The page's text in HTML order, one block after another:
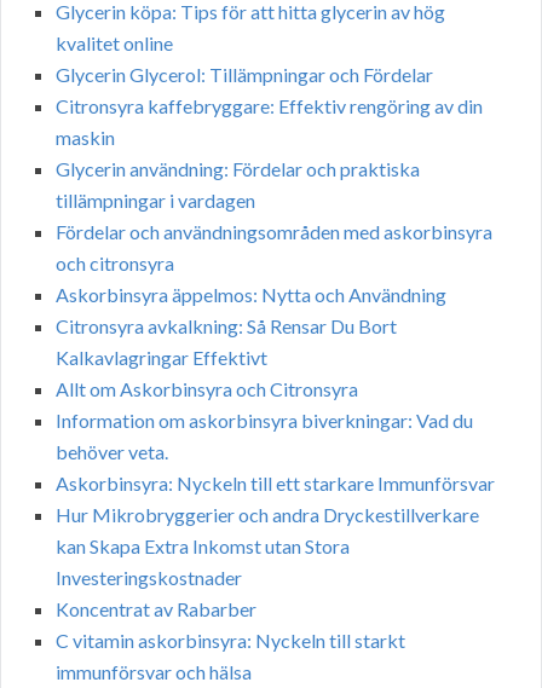
Glycerin köpa: Tips för att hitta glycerin av hög
kvalitet online
Glycerin Glycerol: Tillämpningar och Fördelar
Citronsyra kaffebryggare: Effektiv rengöring av din
maskin
Glycerin användning: Fördelar och praktiska
tillämpningar i vardagen
Fördelar och användningsområden med askorbinsyra
och citronsyra
Askorbinsyra äppelmos: Nytta och Användning
Citronsyra avkalkning: Så Rensar Du Bort
Kalkavlagringar Effektivt
Allt om Askorbinsyra och Citronsyra
Information om askorbinsyra biverkningar: Vad du
behöver veta.
Askorbinsyra: Nyckeln till ett starkare Immunförsvar
Hur Mikrobryggerier och andra Dryckestillverkare
kan Skapa Extra Inkomst utan Stora
Investeringskostnader
Koncentrat av Rabarber
C vitamin askorbinsyra: Nyckeln till starkt
immunförsvar och hälsa